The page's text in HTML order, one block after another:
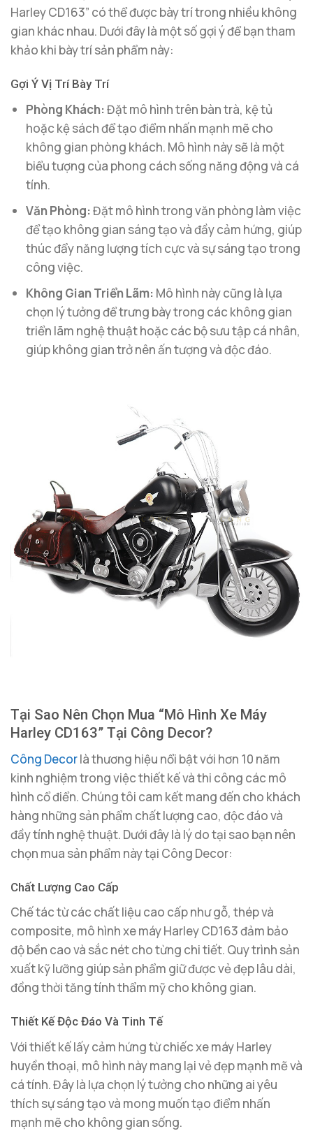
Harley CD163” có thể được bày trí trong nhiều không
gian khác nhau. Dưới đây là một số gợi ý để bạn tham
khảo khi bày trí sản phẩm này:
Gợi Ý Vị Trí Bày Trí
Phòng Khách:Đặt mô hình trên bàn trà, kệ tủ
hoặc kệ sách để tạo điểm nhấn mạnh mẽ cho
không gian phòng khách. Mô hình này sẽ là một
biểu tượng của phong cách sống năng động và cá
tính.
Văn Phòng:Đặt mô hình trong văn phòng làm việc
để tạo không gian sáng tạo và đầy cảm hứng, giúp
thúc đẩy năng lượng tích cực và sự sáng tạo trong
công việc.
Không Gian Triển Lãm: Mô hình này cũng là lựa
chọn lý tưởng để trưng bày trong các không gian
triển lãm nghệ thuật hoặc các bộ sưu tập cá nhân,
giúp không gian trở nên ấn tượng và độc đáo.
Tại Sao Nên Chọn Mua “Mô Hình Xe Máy
Harley CD163” Tại Công Decor?
Công Decorlà thương hiệu nổi bật với hơn 10 năm
kinh nghiệm trong việc thiết kế và thi công các mô
hình cổ điển. Chúng tôi cam kết mang đến cho khách
hàng những sản phẩm chất lượng cao, độc đáo và
đầy tính nghệ thuật. Dưới đây là lý do tại sao bạn nên
chọn mua sản phẩm này tại Công Decor:
Chất Lượng Cao Cấp
Chế tác từ các chất liệu cao cấp như gỗ, thép và
composite, mô hình xe máy Harley CD163 đảm bảo
độ bền cao và sắc nét cho từng chi tiết. Quy trình sản
xuất kỹ lưỡng giúp sản phẩm giữ được vẻ đẹp lâu dài,
đồng thời tăng tính thẩm mỹ cho không gian.
Thiết Kế Độc Đáo Và Tinh Tế
Với thiết kế lấy cảm hứng từ chiếc xe máy Harley
huyền thoại, mô hình này mang lại vẻ đẹp mạnh mẽ và
cá tính. Đây là lựa chọn lý tưởng cho những ai yêu
thích sự sáng tạo và mong muốn tạo điểm nhấn
mạnh mẽ cho không gian sống.